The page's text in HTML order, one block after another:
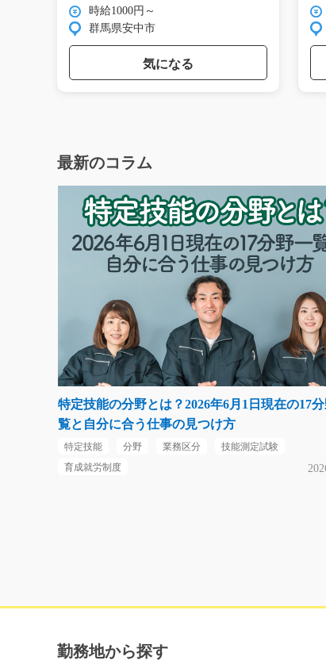
時給1000円～
群馬県安中市
気になる
最新のコラム
特定技能の分野とは？2026年6月1日現在の17
覧と自分に合う仕事の見つけ方
特定技能 分野 業務区分
技能測定試験
育成就労制度
勤務地から探す